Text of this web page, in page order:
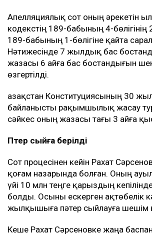
Апелляциялық сот оның әрекетін
кодекстің 189-бабының 4-бөлігінің
189-бабының 1-бөлігіне қайта
Нәтижесінде 7 жылдық бас
жазасы 6 айға бас бостандығын
өзгертілді.
Қазақстан Конституциясының 30
байланысты рақымшылық жасау
сәйкес оның жазасы тағы 3 айға
Пәтер сыйға берілді
Сот процесінен кейін Рахат
қоғам назарында болған. Оның
үйі 10 млн теңге қарыздың
болды. Осыны ескерген ақтөбелік
жылқышыға пәтер сыйлауға шешім
Кеше Рахат Сәрсеновке жаңа